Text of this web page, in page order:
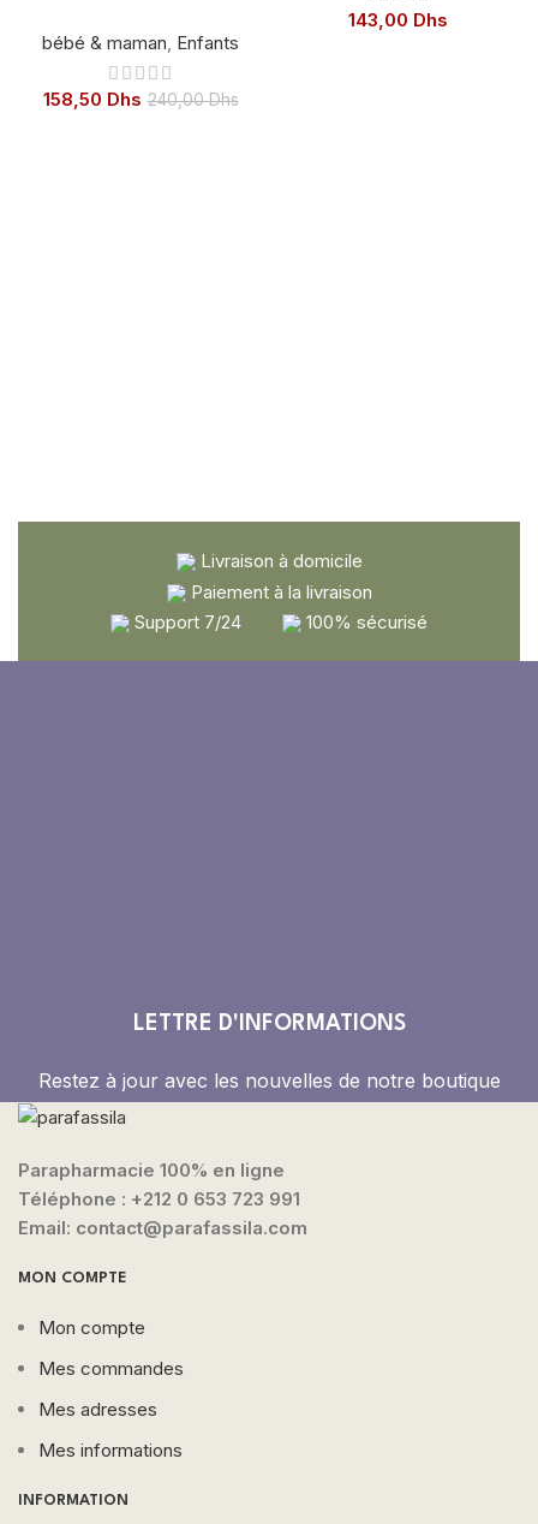
bébé & maman, Enfants
158,50 Dhs 240,00Dhs
143,00 Dhs
Livraison à domicile
Paiement à la livraison
Support 7/24
100% sécurisé
LETTRE D'INFORMATIONS
Restez à jour avec les nouvelles de notre boutique
Parapharmacie 100% en ligne
Téléphone : +212 0 653 723 991
Email: contact@parafassila.com
MON COMPTE
Mon compte
Mes commandes
Mes adresses
Mes informations
INFORMATION